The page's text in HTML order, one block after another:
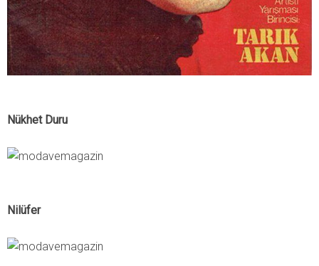
Nükhet Duru
Nilüfer